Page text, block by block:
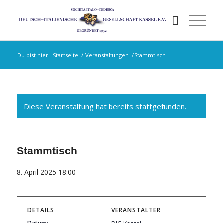
Du bist hier: Startseite / Veranstaltungen /Stammtisch
Diese Veranstaltung hat bereits stattgefunden.
Stammtisch
8. April 2025 18:00
DETAILS
VERANSTALTER